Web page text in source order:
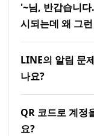
'~님, 반갑습니
시되는데 왜 그
LINE의 알림 문
나요?
QR 코드로 계정
요?